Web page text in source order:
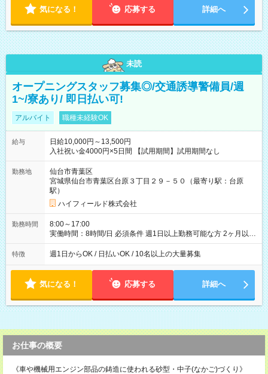
気になる！ 応募する 詳細へ
未読
オープニングスタッフ募集◎/交通誘導警備員/週
1~/寮あり/ 即日払い可!
アルバイト 職種未経験OK
給与
日給10,000円～13,500円
入社祝い金4000円×5日間 【試用期間】試用期間なし
勤務地
仙台市青葉区
宮城県仙台市青葉区台原３丁目２９－５０（最寄り駅：台原
駅）
ハイフィールド株式会社
勤務時間
8:00～17:00
実働時間：8時間/日 必須条件 週1日以上勤務可能な方 2ヶ月以上
の勤務が可能な方 ※短期での募集はしておりません
特徴 週1日からOK / 日払いOK / 10名以上の大量募集
気になる！ 応募する 詳細へ
お仕事の概要
《車や機械用エンジン部品の鋳造に使われる砂型・中子(なかご)づくり》